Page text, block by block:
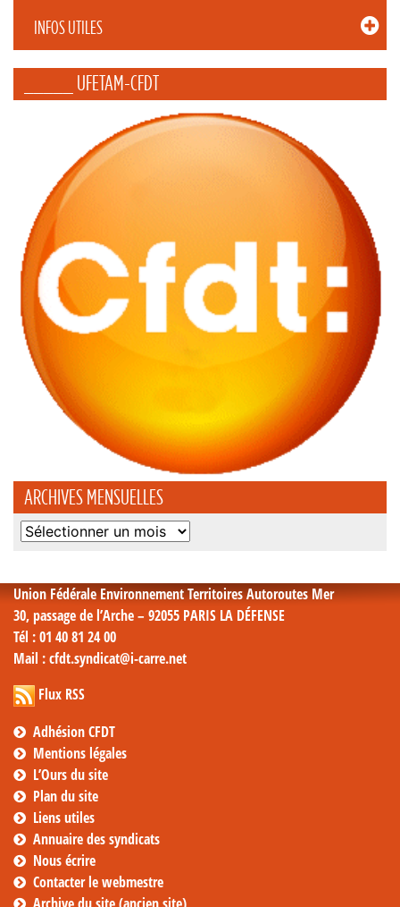
INFOS UTILES
_____ UFETAM-CFDT
ARCHIVES MENSUELLES
Archives
Union Fédérale Environnement Territoires Autoroutes Mer
30, passage de l’Arche – 92055 PARIS LA DÉFENSE
Tél : 01 40 81 24 00
Mail : cfdt.syndicat@i-carre.net
Flux RSS
Adhésion CFDT
Mentions légales
L’Ours du site
Plan du site
Liens utiles
Annuaire des syndicats
Nous écrire
Contacter le webmestre